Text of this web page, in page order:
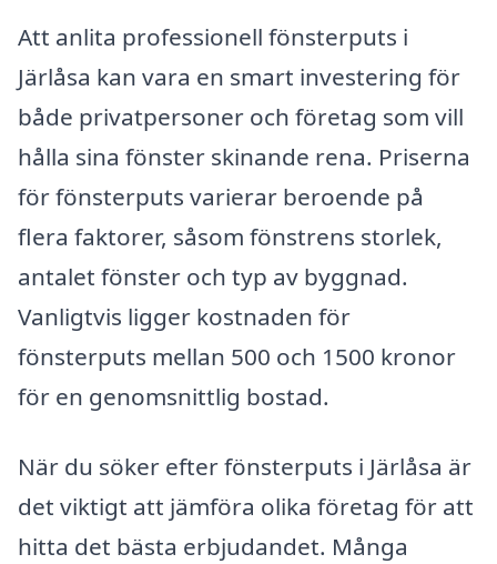
Att anlita professionell fönsterputs i
Järlåsa kan vara en smart investering för
både privatpersoner och företag som vill
hålla sina fönster skinande rena. Priserna
för fönsterputs varierar beroende på
flera faktorer, såsom fönstrens storlek,
antalet fönster och typ av byggnad.
Vanligtvis ligger kostnaden för
fönsterputs mellan 500 och 1500 kronor
för en genomsnittlig bostad.
När du söker efter fönsterputs i Järlåsa är
det viktigt att jämföra olika företag för att
hitta det bästa erbjudandet. Många